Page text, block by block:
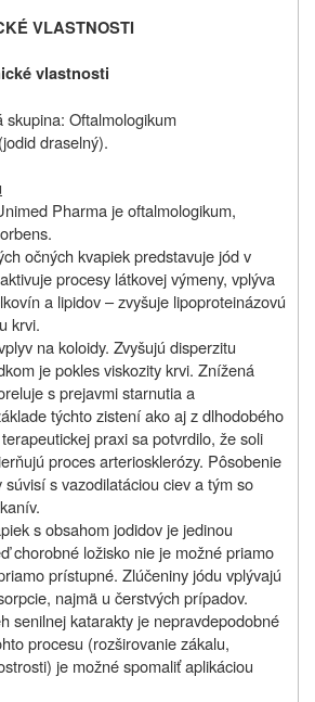
VLASTNOSTI
vlastnosti
skupina: Oftalmologikum
draselný).
Pharma je oftalmologikum,
očných kvapiek predstavuje jód v
procesy látkovej výmeny, vplýva
a lipidov – zvyšuje lipoproteinázovú
krvi.
na koloidy. Zvyšujú disperzitu
je pokles viskozity krvi. Znížená
s prejavmi starnutia a
týchto zistení ako aj z dlhodobého
praxi sa potvrdilo, že soli
proces arteriosklerózy. Pôsobenie
s vazodilatáciou ciev a tým so
s obsahom jodidov je jedinou
chorobné ložisko nie je možné priamo
prístupné. Zlúčeniny jódu vplývajú
najmä u čerstvých prípadov.
senilnej katarakty je nepravdepodobné
procesu (rozširovanie zákalu,
je možné spomaliť aplikáciou